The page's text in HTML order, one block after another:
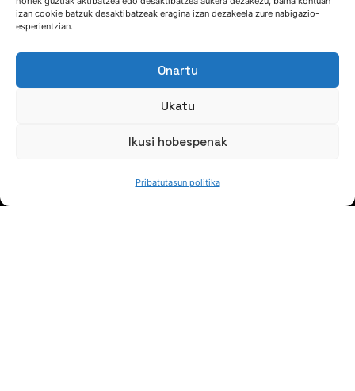
izan cookie batzuk desaktibatzeak eragina izan dezakeela zure nabigazio-
esperientzian.
Onartu
Ukatu
Ikusi hobespenak
Pribatutasun politika